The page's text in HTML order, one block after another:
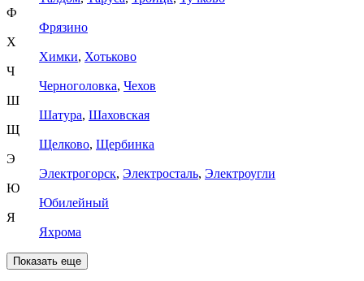
Ф
Фрязино
Х
Химки, Хотьково
Ч
Черноголовка, Чехов
Ш
Шатура, Шаховская
Щ
Щелково, Щербинка
Э
Электрогорск, Электросталь, Электроугли
Ю
Юбилейный
Я
Яхрома
Показать еще